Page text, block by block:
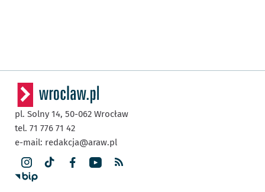
pl. Solny 14, 50-062 Wrocław
tel. 71 776 71 42
e-mail: redakcja@araw.pl